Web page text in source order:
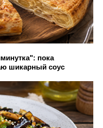
пока
шикарный соус